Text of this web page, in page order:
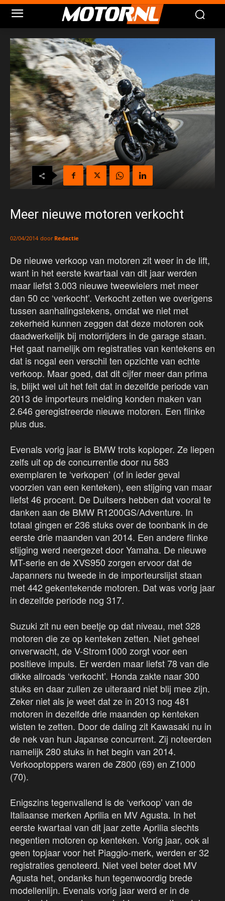
Meer nieuwe motoren verkocht
02/04/2014 door Redactie
De nieuwe verkoop van motoren zit weer in de lift,
want in het eerste kwartaal van dit jaar werden
maar liefst 3.003 nieuwe tweewielers met meer
dan 50 cc ‘verkocht’. Verkocht zetten we overigens
tussen aanhalingstekens, omdat we niet met
zekerheid kunnen zeggen dat deze motoren ook
daadwerkelijk bij motorrijders in de garage staan.
Het gaat namelijk om registraties van kentekens en
dat is nogal een verschil ten opzichte van echte
verkoop. Maar goed, dat dit cijfer meer dan prima
is, blijkt wel uit het feit dat in dezelfde periode van
2013 de importeurs melding konden maken van
2.646 geregistreerde nieuwe motoren. Een flinke
plus dus.
Evenals vorig jaar is BMW trots koploper. Ze liepen
zelfs uit op de concurrentie door nu 583
exemplaren te ‘verkopen’ (of in ieder geval
voorzien van een kenteken), een stijging van maar
liefst 46 procent. De Duitsers hebben dat vooral te
danken aan de BMW R1200GS/Adventure. In
totaal gingen er 236 stuks over de toonbank in de
eerste drie maanden van 2014. Een andere flinke
stijging werd neergezet door Yamaha. De nieuwe
MT-serie en de XVS950 zorgen ervoor dat de
Japanners nu tweede in de importeurslijst staan
met 442 gekentekende motoren. Dat was vorig jaar
in dezelfde periode nog 317.
Suzuki zit nu een beetje op dat niveau, met 328
motoren die ze op kenteken zetten. Niet geheel
onverwacht, de V-Strom1000 zorgt voor een
positieve impuls. Er werden maar liefst 78 van die
dikke allroads ‘verkocht’. Honda zakte naar 300
stuks en daar zullen ze uiteraard niet blij mee zijn.
Zeker niet als je weet dat ze in 2013 nog 481
motoren in dezelfde drie maanden op kenteken
wisten te zetten. Door de daling zit Kawasaki nu in
de nek van hun Japanse concurrent. Zij noteerden
namelijk 280 stuks in het begin van 2014.
Verkooptoppers waren de Z800 (69) en Z1000
(70).
Enigszins tegenvallend is de ‘verkoop’ van de
Italiaanse merken Aprilia en MV Agusta. In het
eerste kwartaal van dit jaar zette Aprilia slechts
negentien motoren op kenteken. Vorig jaar, ook al
geen topjaar voor het Piaggio-merk, werden er 32
registraties genoteerd. Niet veel beter doet MV
Agusta het, ondanks hun tegenwoordig brede
modellenlijn. Evenals vorig jaar werd er in de